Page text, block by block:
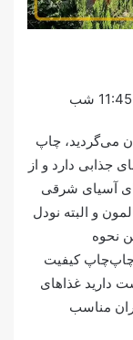
می‌گردید، چاپ
جذابی دارد و از
آسیای شرقی
و البته نودل
نحوه
کیفیت
دارید غذاهای
مناسب